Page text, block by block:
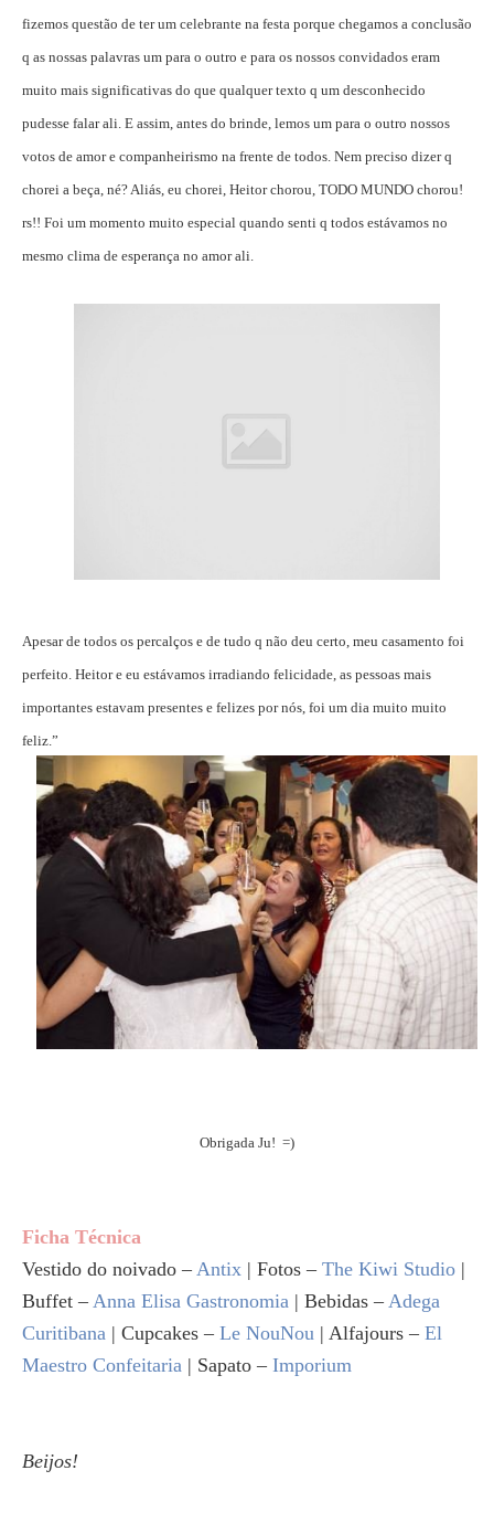
fizemos questão de ter um celebrante na festa porque chegamos a conclusão
q as nossas palavras um para o outro e para os nossos convidados eram
muito mais significativas do que qualquer texto q um desconhecido
pudesse falar ali. E assim, antes do brinde, lemos um para o outro nossos
votos de amor e companheirismo na frente de todos. Nem preciso dizer q
chorei a beça, né? Aliás, eu chorei, Heitor chorou, TODO MUNDO chorou!
rs!! Foi um momento muito especial quando senti q todos estávamos no
mesmo clima de esperança no amor ali.
Apesar de todos os percalços e de tudo q não deu certo, meu casamento foi
perfeito. Heitor e eu estávamos irradiando felicidade, as pessoas mais
importantes estavam presentes e felizes por nós, foi um dia muito muito
feliz.”
Obrigada Ju! =)
Ficha Técnica
Vestido do noivado – Antix | Fotos – The Kiwi Studio |
Buffet – Anna Elisa Gastronomia | Bebidas – Adega
Curitibana | Cupcakes – Le NouNou | Alfajours – El
Maestro Confeitaria | Sapato – Imporium
Beijos!